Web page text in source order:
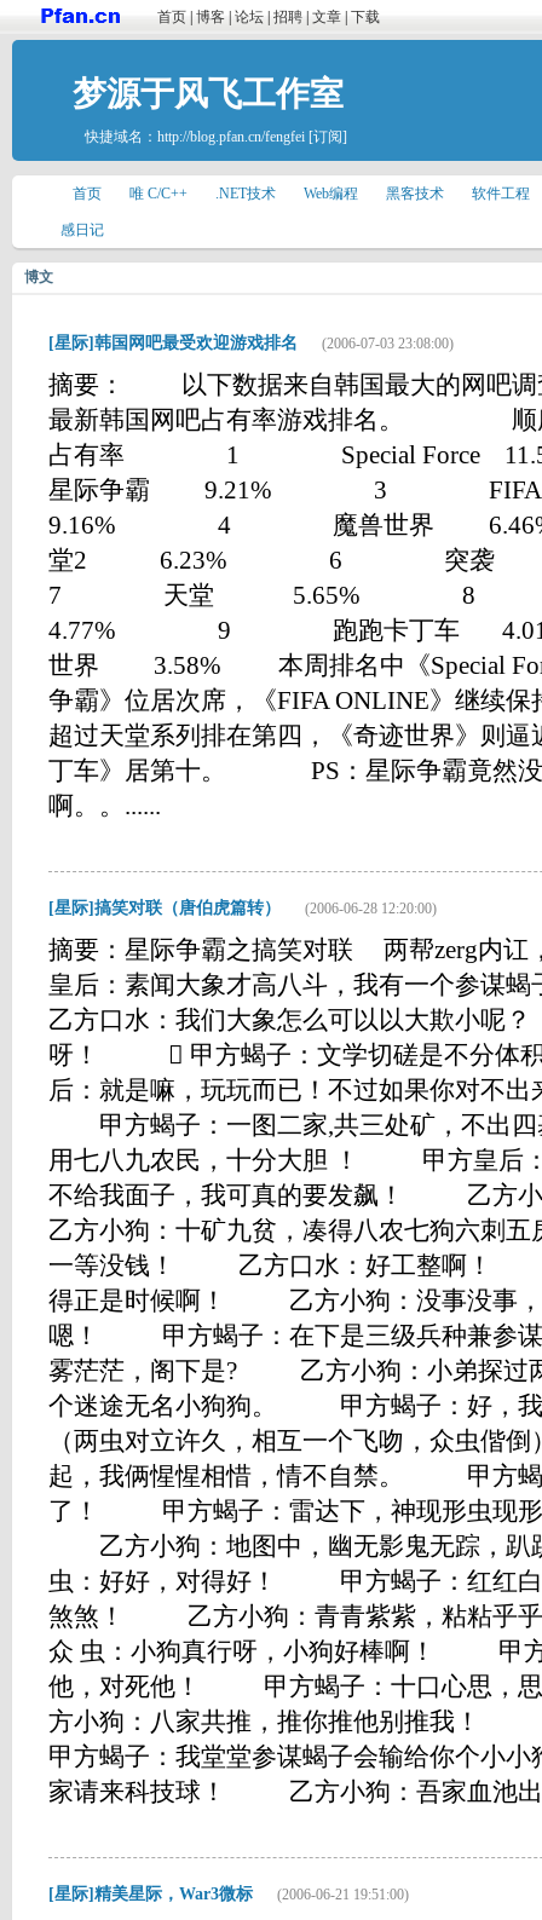
首页 博客 论坛 招聘 文章 下载
梦源于风飞工作室
快捷域名： http://blog.pfan.cn/fengfei [订阅]
首页 唯 C/C++ .NET技术 Web编程 黑客技术 软件工程
感日记
博文
[星际]韩国网吧最受欢迎游戏排名 (2006-07-03 23:08:00)
摘要： 以下数据来自韩国最大的网吧调
最新韩国网吧占有率游戏排
占有率 1 Special
星际争霸 9.21% 3 FIFA
9.16% 4 魔兽世界
堂2 6.23% 6 突
7 天堂 5.65% 8 魔
4.77% 9 跑跑卡丁车
世界 3.58% 本周排名中《Special
争霸》位居次席，《FIFA ONLINE》继续
超过天堂系列排在第四，《奇迹世界》则
丁车》居第十。 PS：星际争霸竟然没
啊。。......
[星际]搞笑对联（唐伯虎篇转） (2006-06-28 12:20:00)
摘要：星际争霸之搞笑对联 两帮zerg
皇后：素闻大象才高八斗，我有一个参
乙方口水：我们大象怎么可以以大欺小
呀！  甲方蝎子：文学切磋是不分
后：就是嘛，玩玩而已！不过如果你对不
甲方蝎子：一图二家,共三处矿，不出四
用七八九农民，十分大胆 ！ 甲方皇后：
不给我面子，我可真的要发飙！ 乙
乙方小狗：十矿九贫，凑得八农七狗六刺
一等没钱！ 乙方口水：好工整啊！
得正是时候啊！ 乙方小狗：没事没
嗯！ 甲方蝎子：在下是三级兵种兼参谋
雾茫茫，阁下是? 乙方小狗：小弟探过两
个迷途无名小狗狗。 甲方蝎子：好
（两虫对立许久，相互一个飞吻，众虫
起，我俩惺惺相惜，情不自禁。 甲方蝎
了！ 甲方蝎子：雷达下，神现形虫现形
乙方小狗：地图中，幽无影鬼无踪，
虫：好好，对得好！ 甲方蝎子：红红白
煞煞！ 乙方小狗：青青紫紫，粘粘
众 虫：小狗真行呀，小狗好棒啊！ 甲方
他，对死他！ 甲方蝎子：十口心思
方小狗：八家共推，推你推他别推我
甲方蝎子：我堂堂参谋蝎子会输给你个
家请来科技球！ 乙方小狗：吾家血池出
[星际]精美星际，War3微标 (2006-06-21 19:51:00)